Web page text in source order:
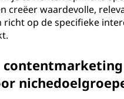
creëer waardevolle,
richt op de specifieke
contentmarketing